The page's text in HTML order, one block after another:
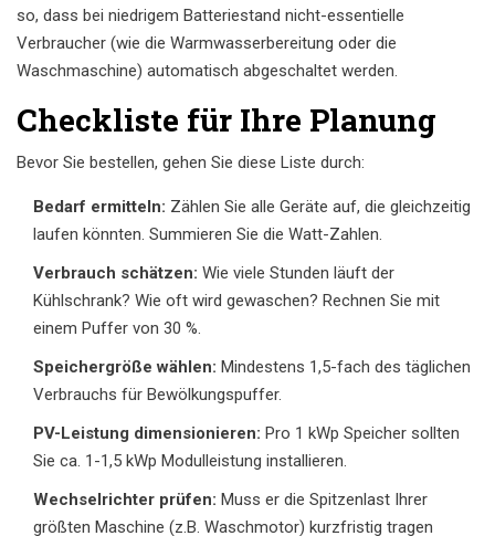
so, dass bei niedrigem Batteriestand nicht-essentielle
Verbraucher (wie die Warmwasserbereitung oder die
Waschmaschine) automatisch abgeschaltet werden.
Checkliste für Ihre Planung
Bevor Sie bestellen, gehen Sie diese Liste durch:
Bedarf ermitteln: Zählen Sie alle Geräte auf, die gleichzeitig
laufen könnten. Summieren Sie die Watt-Zahlen.
Verbrauch schätzen: Wie viele Stunden läuft der
Kühlschrank? Wie oft wird gewaschen? Rechnen Sie mit
einem Puffer von 30 %.
Speichergröße wählen: Mindestens 1,5-fach des täglichen
Verbrauchs für Bewölkungspuffer.
PV-Leistung dimensionieren: Pro 1 kWp Speicher sollten
Sie ca. 1-1,5 kWp Modulleistung installieren.
Wechselrichter prüfen: Muss er die Spitzenlast Ihrer
größten Maschine (z.B. Waschmotor) kurzfristig tragen